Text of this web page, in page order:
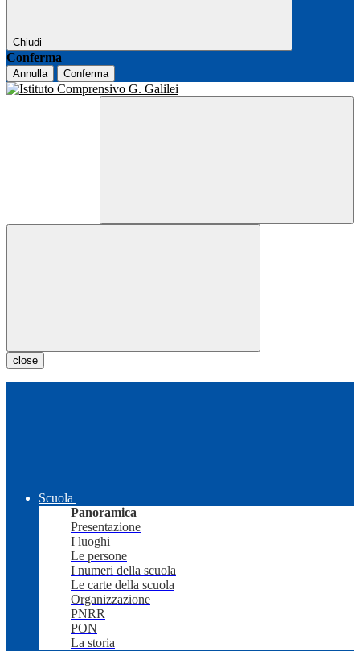
Chiudi
Conferma
Annulla Conferma
close
Scuola
Panoramica
Presentazione
I luoghi
Le persone
I numeri della scuola
Le carte della scuola
Organizzazione
PNRR
PON
La storia